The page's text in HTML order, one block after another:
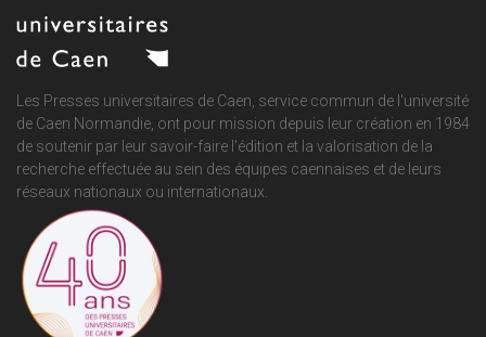
Les Presses universitaires de Caen, service commun de l'université
de Caen Normandie , ont pour mission depuis leur création en 1984
de soutenir par leur savoir-faire l'édition et la valorisation de la
recherche effectuée au sein des équipes caennaises et de leurs
réseaux nationaux ou internationaux.